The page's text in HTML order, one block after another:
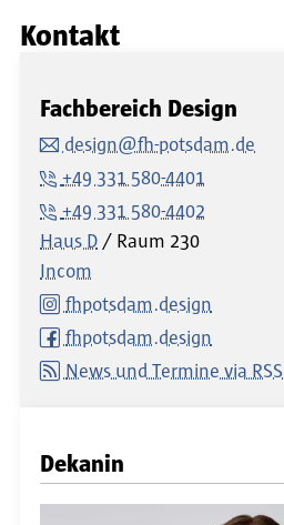
Kontakt
Fachbereich Design
design@fh-potsdam.de
+49 331 580-4401
+49 331 580-4402
Haus D
Raum 230
Incom
fhpotsdam.design
fhpotsdam.design
News und Termine via RSS
Dekanin